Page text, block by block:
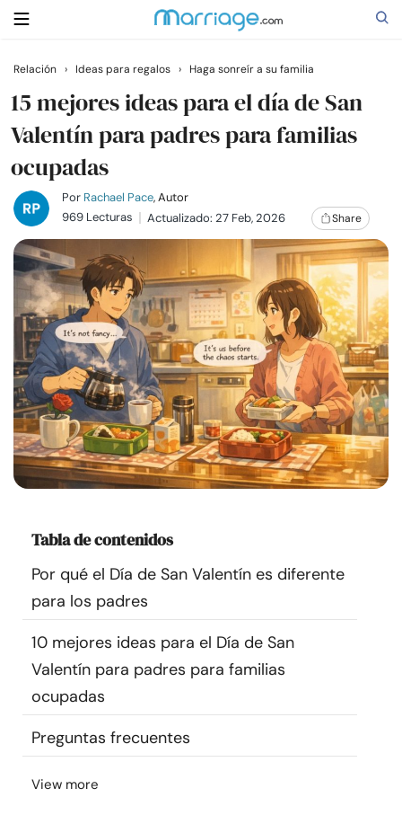
Buscar
Casarse
Relaciones
Familia
Ayuda
Cursos
Recursos
Comunidad
Idioma
Sobre nosotros Contáctanos Escríbenos
Publicidad con
nosotros
© Copyright 2026. Todos los derechos reservados.
Relación › Ideas para regalos › Haga sonreír a su familia
15 mejores ideas para el día de San
Valentín para padres para familias
ocupadas
Por Rachael Pace, Autor
969 Lecturas
Actualizado: 27 Feb, 2026 Share
Tabla de contenidos
Por qué el Día de San Valentín es diferente
para los padres
10 mejores ideas para el Día de San
Valentín para padres para familias
ocupadas
Preguntas frecuentes
View more